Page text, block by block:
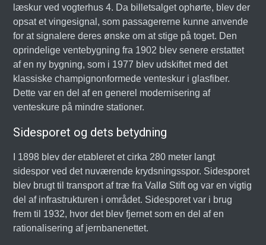
læskur ved vogterhus 4. Da billetsalget ophørte, blev der
opsat et vingesignal, som passagererne kunne anvende
for at signalere deres ønske om at stige på toget. Den
oprindelige ventebygning fra 1902 blev senere erstattet
af en ny bygning, som i 1977 blev udskiftet med det
klassiske champignonformede venteskur i glasfiber.
Dette var en del af en generel modernisering af
venteskure på mindre stationer.
Sidesporet og dets betydning
I 1898 blev der etableret et cirka 280 meter langt
sidespor ved det nuværende krydsningsspor. Sidesporet
blev brugt til transport af træ fra Vallø Stift og var en vigtig
del af infrastrukturen i området. Sidesporet var i brug
frem til 1932, hvor det blev fjernet som en del af en
rationalisering af jernbanenettet.